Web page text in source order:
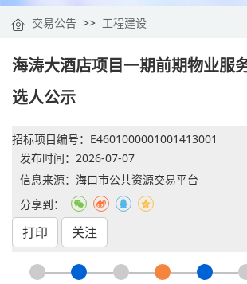
交易公告 >> 工程建设
海涛大酒店项目一期前期物业服
选人公示
招标项目编号：E4601000001001413001
发布时间： 2026-07-07
信息来源：海口市公共资源交易平台
分享到：
打印 关注